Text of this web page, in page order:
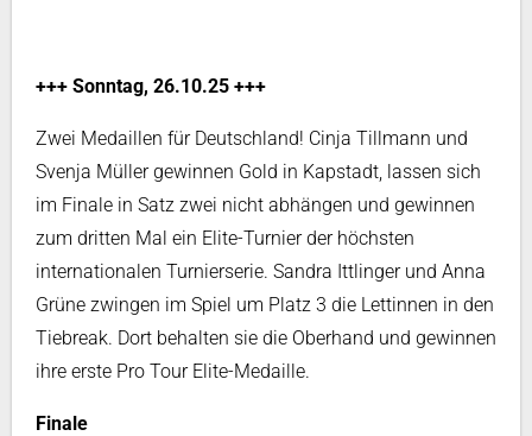
+++ Sonntag, 26.10.25 +++
Zwei Medaillen für Deutschland! Cinja Tillmann und
Svenja Müller gewinnen Gold in Kapstadt, lassen sich
im Finale in Satz zwei nicht abhängen und gewinnen
zum dritten Mal ein Elite-Turnier der höchsten
internationalen Turnierserie. Sandra Ittlinger und Anna
Grüne zwingen im Spiel um Platz 3 die Lettinnen in den
Tiebreak. Dort behalten sie die Oberhand und gewinnen
ihre erste Pro Tour Elite-Medaille.
Finale